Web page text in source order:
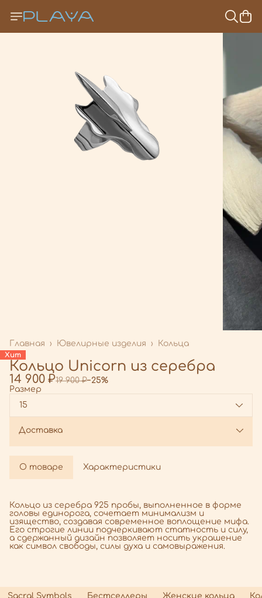
Кольца
Ювелирные изделия ›
Главная ›
Хит
Кольцо Unicorn из серебра
14 900 ₽19 900 ₽−25%
Размер
15
Доставка
О товаре Характеристики
Кольцо из серебра 925 пробы, выполненное в форме
головы единорога, сочетает минимализм и
изящество, создавая современное воплощение мифа.
Его строгие линии подчеркивают статность и силу,
а сдержанный дизайн позволяет носить украшение
как символ свободы, силы духа и самовыражения.
Sacral Symbols Бестселлеры Женские кольца